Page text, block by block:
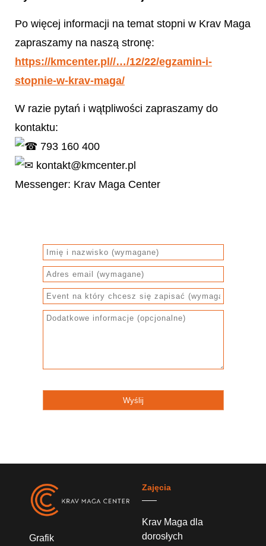
Po więcej informacji na temat stopni w Krav Maga
zapraszamy na naszą stronę:
https://kmcenter.pl//…/12/22/egzamin-i-
stopnie-w-krav-maga/
W razie pytań i wątpliwości zapraszamy do
kontaktu:
793 160 400
kontakt@kmcenter.pl
Messenger: Krav Maga Center
Grafik
Zajęcia
Krav Maga dla
dorosłych